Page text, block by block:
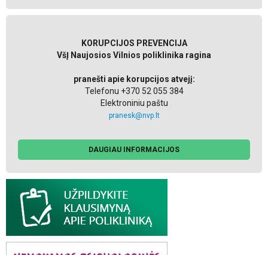
KORUPCIJOS PREVENCIJA
VšĮ Naujosios Vilnios poliklinika ragina
pranešti apie korupcijos atvejį:
Telefonu +370 52 055 384
Elektroniniu paštu
pranesk@nvp.lt
DAUGIAU INFORMACIJOS